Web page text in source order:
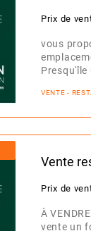
Prix de
vous
VENTE -
Vente
Prix de
À
vente un